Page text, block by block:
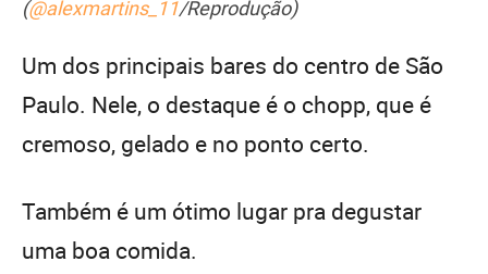
(@alexmartins_11/Reprodução)
Um dos principais bares do centro de São
Paulo. Nele, o destaque é o chopp, que é
cremoso, gelado e no ponto certo.
Também é um ótimo lugar pra degustar
uma boa comida.